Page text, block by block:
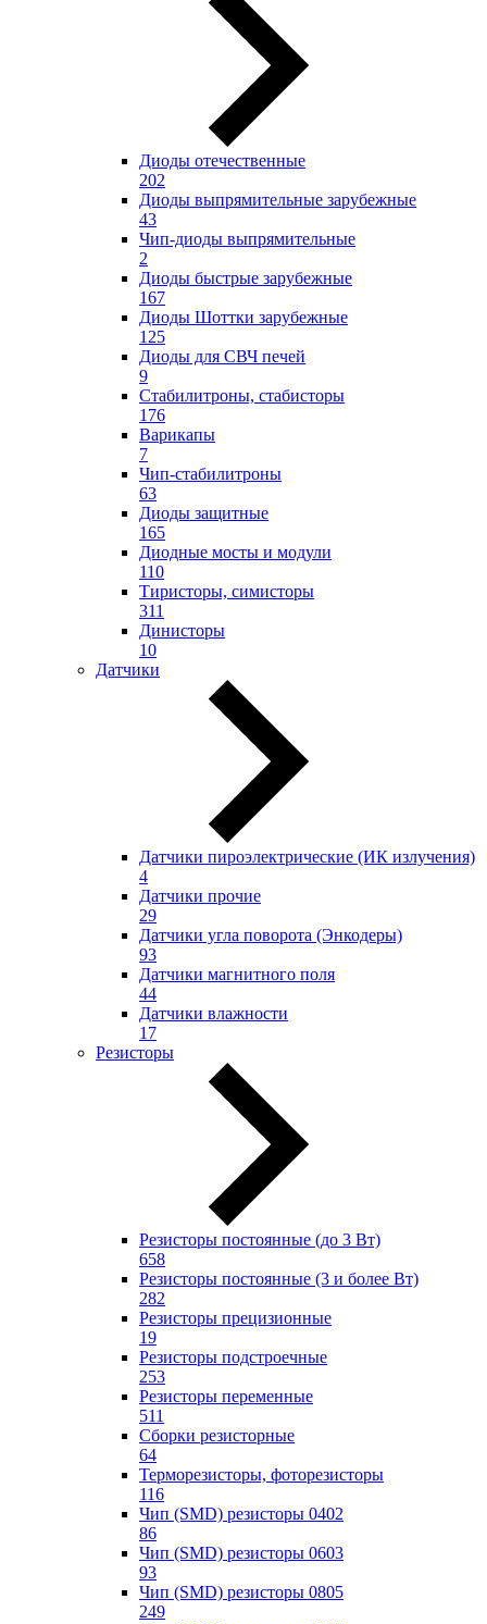
Диоды отечественные
202
Диоды выпрямительные зарубежные
43
Чип-диоды выпрямительные
2
Диоды быстрые зарубежные
167
Диоды Шоттки зарубежные
125
Диоды для СВЧ печей
9
Стабилитроны, стабисторы
176
Варикапы
7
Чип-стабилитроны
63
Диоды защитные
165
Диодные мосты и модули
110
Тиристоры, симисторы
311
Динисторы
10
Датчики
Датчики пироэлектрические (ИК излучения)
4
Датчики прочие
29
Датчики угла поворота (Энкодеры)
93
Датчики магнитного поля
44
Датчики влажности
17
Резисторы
Резисторы постоянные (до 3 Вт)
658
Резисторы постоянные (3 и более Вт)
282
Резисторы прецизионные
19
Резисторы подстроечные
253
Резисторы переменные
511
Сборки резисторные
64
Терморезисторы, фоторезисторы
116
Чип (SMD) резисторы 0402
86
Чип (SMD) резисторы 0603
93
Чип (SMD) резисторы 0805
249